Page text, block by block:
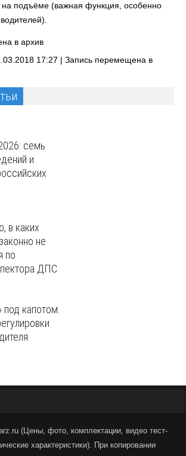
на подъёме (важная функция, особенно
в архив
17:27 | Запись перемещена в
семь
и
в каких
не
по
ДПС
под капотом:
(Цены, фото, комплектации, видео тест-
характеристики). При копировании